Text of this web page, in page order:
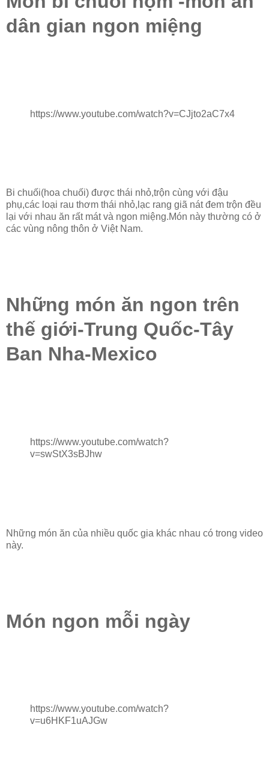
dân gian ngon miệng
https://www.youtube.com/watch?v=CJjto2aC7x4
Bi chuối(hoa chuối) được thái nhỏ,trộn cùng với đậu
phụ,các loại rau thơm thái nhỏ,lạc rang giã nát đem trộn đều
lại với nhau ăn rất mát và ngon miệng.Món này thường có ở
các vùng nông thôn ở Việt Nam.
Những món ăn ngon trên
thế giới-Trung Quốc-Tây
Ban Nha-Mexico
https://www.youtube.com/watch?
v=swStX3sBJhw
Những món ăn của nhiều quốc gia khác nhau có trong video
này.
Món ngon mỗi ngày
https://www.youtube.com/watch?
v=u6HKF1uAJGw